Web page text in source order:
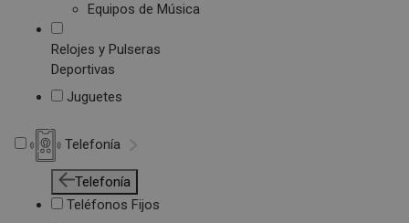
Equipos de Música
Relojes y Pulseras
Deportivas
Juguetes
Telefonía
Telefonía
Teléfonos Fijos